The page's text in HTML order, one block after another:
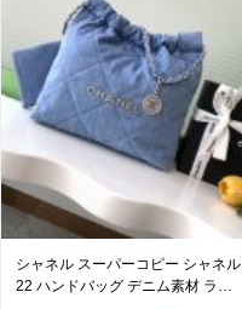
シャネル スーパーコピー シャネル
22 ハンドバッグ デニム素材 ライ